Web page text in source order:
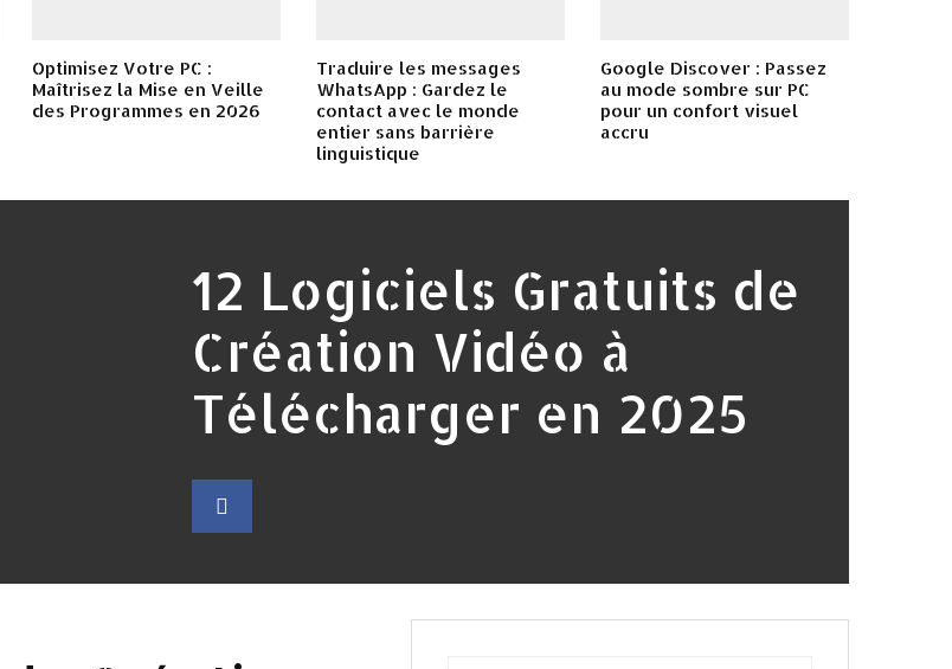
Optimisez Votre PC :
Maîtrisez la Mise en Veille
des Programmes en 2026
Traduire les messages
WhatsApp : Gardez le
contact avec le monde
entier sans barrière
linguistique
Google Discover : Passez
au mode sombre sur PC
pour un confort visuel
accru
12 Logiciels Gratuits de
Création Vidéo à
Télécharger en 2025